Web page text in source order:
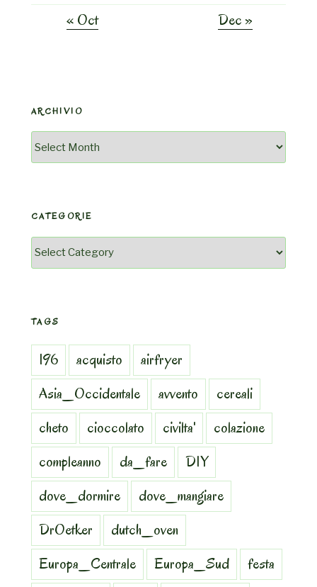
« Oct
Dec »
ARCHIVIO
Archivio
CATEGORIE
Categorie
TAGS
196 acquisto
airfryer
Asia_Occidentale
avvento
cereali
cheto
cioccolato civilta'
colazione
compleanno
da_fare
DIY
dove_dormire
dove_mangiare
DrOetker
dutch_oven
Europa_Centrale
Europa_Sud
festa